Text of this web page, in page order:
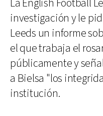
La English Football
investigación y le
Leeds un informe
el que trabaja el
públicamente y
a Bielsa "los
institución.